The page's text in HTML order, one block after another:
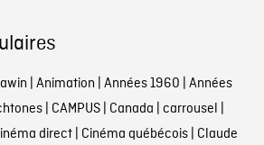
| Animation | Années 1960 | Années
| CAMPUS| Canada | carrousel |
direct| Cinéma québécois| Claude